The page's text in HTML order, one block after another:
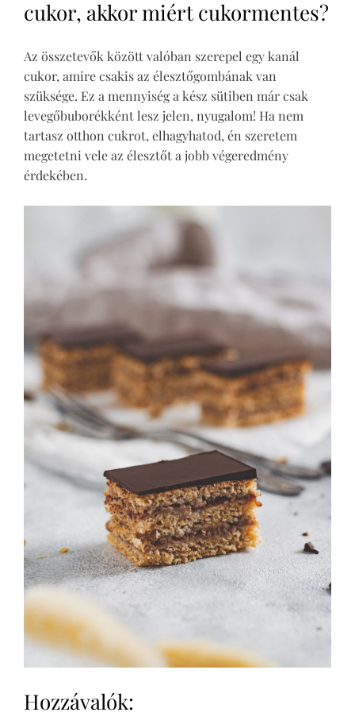
cukor, akkor miért cukormentes?
Az összetevők között valóban szerepel egy kanál
cukor, amire csakis az élesztőgombának van
szüksége. Ez a mennyiség a kész sütiben már csak
levegőbuborékként lesz jelen, nyugalom! Ha nem
tartasz otthon cukrot, elhagyhatod, én szeretem
megetetni vele az élesztőt a jobb végeredmény
érdekében.
Hozzávalók: